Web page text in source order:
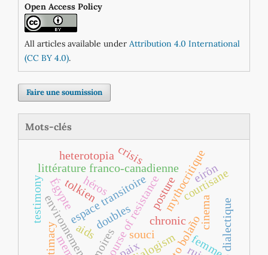
Open Access Policy
All articles available under Attribution 4.0 International
(CC BY 4.0).
Faire une soumission
Mots-clés
souci
chronic
discourse of resistance
littérature franco‐canadienne
espace transitoire
environnement
testimony doubles
héros mythocritique
tolkien courtisane
dialogism
intimacy
Égypte
paix femme
aids
heterotopia
cinema
crisis
eirôn
posture